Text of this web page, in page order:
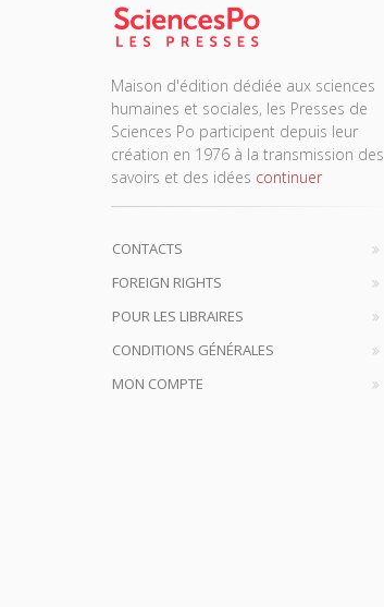
Maison d'édition dédiée aux sciences
humaines et sociales, les Presses de
Sciences Po participent depuis leur
création en 1976 à la transmission des
savoirs et des idées continuer
CONTACTS
FOREIGN RIGHTS
POUR LES LIBRAIRES
CONDITIONS GÉNÉRALES
MON COMPTE